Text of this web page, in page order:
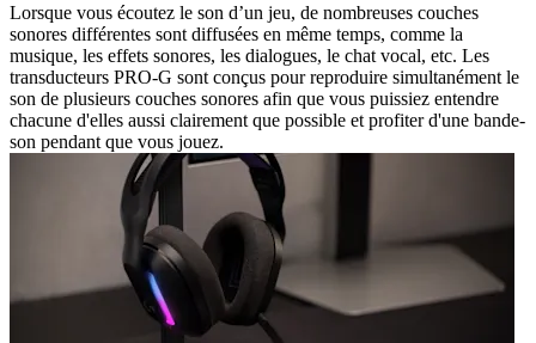
Lorsque vous écoutez le son d’un jeu, de nombreuses couches
sonores différentes sont diffusées en même temps, comme la
musique, les effets sonores, les dialogues, le chat vocal, etc. Les
transducteurs PRO-G sont conçus pour reproduire simultanément le
son de plusieurs couches sonores afin que vous puissiez entendre
chacune d'elles aussi clairement que possible et profiter d'une bande-
son pendant que vous jouez.